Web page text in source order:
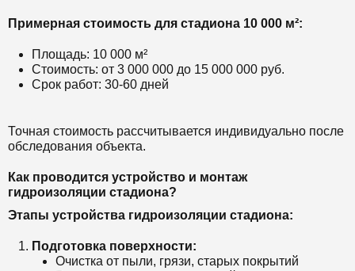
Примерная стоимость для стадиона 10 000 м²:
Площадь: 10 000 м²
Стоимость: от 3 000 000 до 15 000 000 руб.
Срок работ: 30-60 дней
Точная стоимость рассчитывается индивидуально после
обследования объекта.
Как проводится устройство и монтаж
гидроизоляции стадиона?
Этапы устройства гидроизоляции стадиона:
Подготовка поверхности:
Очистка от пыли, грязи, старых покрытий